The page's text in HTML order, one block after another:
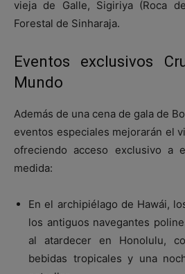
vieja de Galle, Sigiriya (Roca
Forestal de Sinharaja.
Eventos exclusivos
Mundo
Además de una cena de gala de
eventos especiales mejorarán el
ofreciendo acceso exclusivo a
medida:
En el archipiélago de Hawái,
los antiguos navegantes
al atardecer en Honolulu,
bebidas tropicales y una